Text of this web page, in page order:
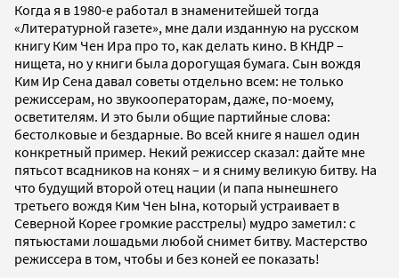
Когда я в 1980-е работал в знаменитейшей тогда
«Литературной газете», мне дали изданную на русском
книгу Ким Чен Ира про то, как делать кино. В КНДР –
нищета, но у книги была дорогущая бумага. Сын вождя
Ким Ир Сена давал советы отдельно всем: не только
режиссерам, но звукооператорам, даже, по-моему,
осветителям. И это были общие партийные слова:
бестолковые и бездарные. Во всей книге я нашел один
конкретный пример. Некий режиссер сказал: дайте мне
пятьсот всадников на конях – и я сниму великую битву. На
что будущий второй отец нации (и папа нынешнего
третьего вождя Ким Чен Ына, который устраивает в
Северной Корее громкие расстрелы) мудро заметил: с
пятьюстами лошадьми любой снимет битву. Мастерство
режиссера в том, чтобы и без коней ее показать!